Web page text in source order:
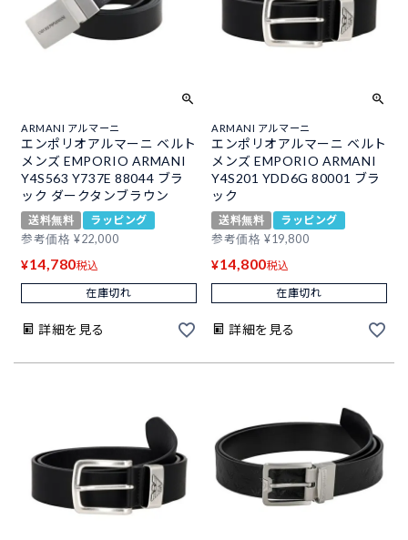
ARMANI アルマーニ
エンポリオアルマーニ ベルト
メンズ EMPORIO ARMANI
Y4S563 Y737E 88044 ブラ
ック ダークタンブラウン
送料無料
ラッピング
参考価格 ¥22,000
¥14,780税込
在庫切れ
詳細を見る
ARMANI アルマーニ
エンポリオアルマーニ ベルト
メンズ EMPORIO ARMANI
Y4S201 YDD6G 80001 ブラ
ック
送料無料
ラッピング
参考価格 ¥19,800
¥14,800税込
在庫切れ
詳細を見る